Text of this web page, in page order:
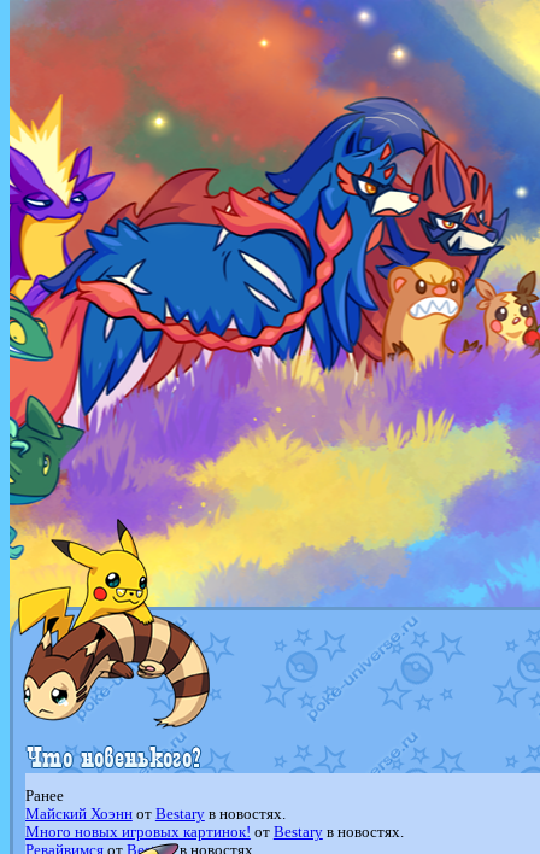
Ранее
Майский Хоэннот Bestaryв новостях.
Много новых игровых картинок! от Bestaryв новостях.
Ревайвимсяот Bestaryв новостях.